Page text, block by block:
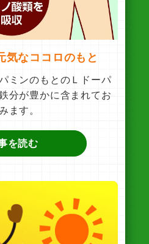
気なココロのもと
ミンのもとのＬドーパ
分が豊かに含まれてお
ます。
を読む